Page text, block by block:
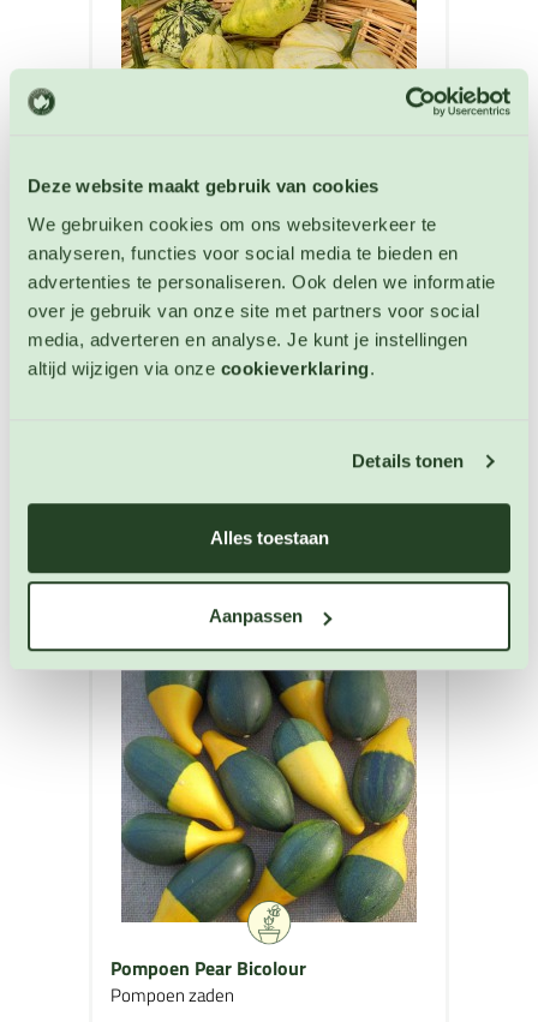
Deze website maakt gebruik van cookies
We gebruiken cookies om ons websiteverkeer te
analyseren, functies voor social media te bieden en
advertenties te personaliseren. Ook delen we informatie
over je gebruik van onze site met partners voor social
media, adverteren en analyse. Je kunt je instellingen
altijd wijzigen via onze cookieverklaring.
Details tonen
Alles toestaan
Aanpassen
Pompoen Patisson gemengd
Pompoen zaden
Artikelnummer: 4817
Pompoen Pear Bicolour
Pompoen zaden